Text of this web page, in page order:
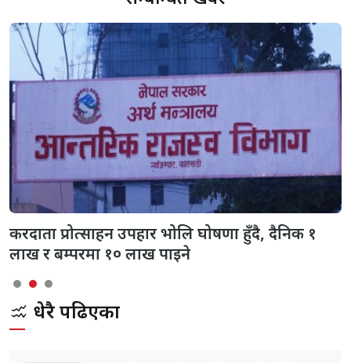
करदाता प्रोत्साहन उपहार भोलि घोषणा हुँदै, दैनिक १
लाख र बम्परमा १० लाख पाइने
धेरै पढिएका